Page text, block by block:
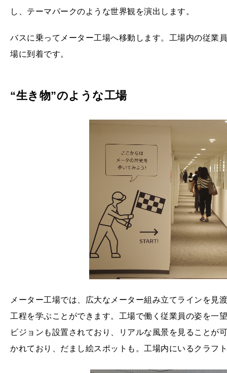
し、テーマパークのような世界観を演出します。
バスに乗ってメーター工場へ移動します。工場内の従業
場に到着です。
“生き物”のような工場
メーター工場では、広大なメーター組み立てラインを見
工程を学ぶことができます。工場で働く従業員の姿を一
ビジョンも設置されており、リアルな風景を見ることが
かれており、だまし絵スポットも。工場内にいるクラフ